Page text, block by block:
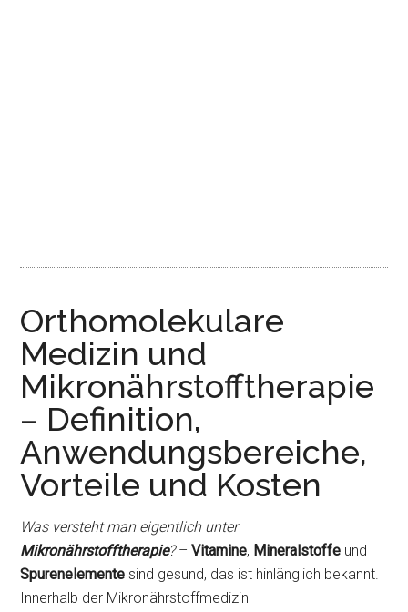
Orthomolekulare
Medizin und
Mikronährstofftherapie
– Definition,
Anwendungsbereiche,
Vorteile und Kosten
Was versteht man eigentlich unter
Mikronährstofftherapie?–Vitamine, Mineralstoffe und
Spurenelemente sind gesund, das ist hinlänglich bekannt.
Innerhalb der Mikronährstoffmedizin